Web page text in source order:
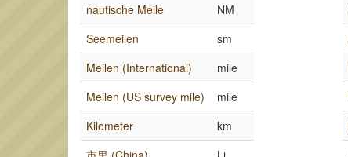
nautische Meile
NM
Seemeilen
sm
Meilen (International)
mile
Meilen (US survey mile)
mile
Kilometer
km